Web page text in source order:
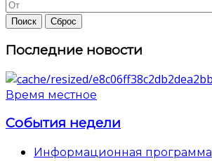
Последние новости
Время местное
События недели
Информационная программа